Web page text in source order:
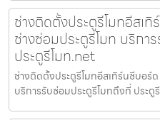
ช่างติดตั้งประตูรีโมทอีสเทิ
ช่างซ่อมประตูรีโมท บริกา
ประตูรีโมท.net
ช่างติดตั้งประตูรีโมทอีสเทิร์นซีบอร์
บริการรับซ่อมประตูรีโมทถึงที่ ประ